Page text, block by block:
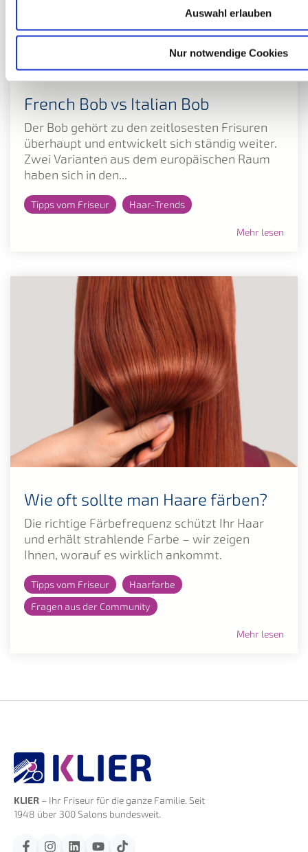
Auswahl erlauben
Nur notwendige Cookies
French Bob vs Italian Bob
Der Bob gehört zu den zeitlosesten Frisuren
überhaupt und entwickelt sich ständig weiter.
Zwei Varianten aus dem europäischen Raum
haben sich in den...
Tipps vom Friseur Haar-Trends
Mehr lesen
Wie oft sollte man Haare färben?
Die richtige Färbefrequenz schützt Ihr Haar
und erhält strahlende Farbe – wir zeigen
Ihnen, worauf es wirklich ankommt.
Tipps vom Friseur
Haarfarbe
Fragen aus der Community
Mehr lesen
KLIER – Ihr Friseur für die ganze Familie. Seit
1948 über 300 Salons bundesweit.